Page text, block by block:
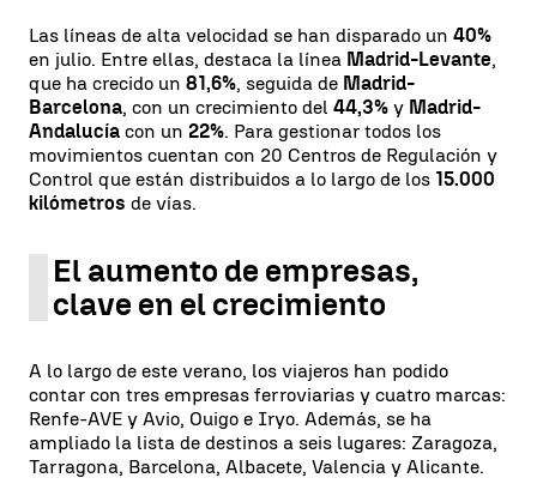
Las líneas de alta velocidad se han disparado un 40%
en julio. Entre ellas, destaca la línea Madrid-Levante,
que ha crecido un 81,6%, seguida de Madrid-
Barcelona, con un crecimiento del 44,3% y Madrid-
Andalucía con un 22%. Para gestionar todos los
movimientos cuentan con 20 Centros de Regulación y
Control que están distribuidos a lo largo de los 15.000
kilómetros de vías.
El aumento de empresas,
clave en el crecimiento
A lo largo de este verano, los viajeros han podido
contar con tres empresas ferroviarias y cuatro marcas:
Renfe-AVE y Avio, Ouigo e Iryo. Además, se ha
ampliado la lista de destinos a seis lugares: Zaragoza,
Tarragona, Barcelona, Albacete, Valencia y Alicante.